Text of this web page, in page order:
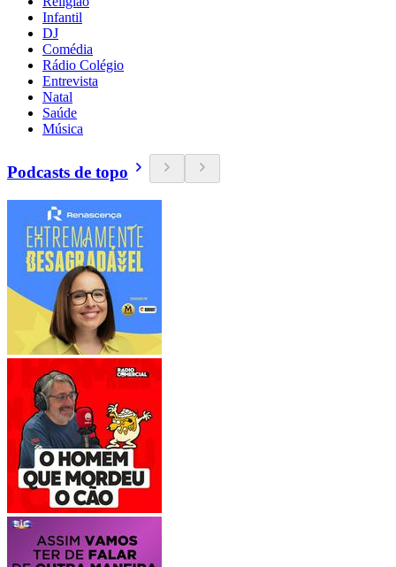
Infantil
DJ
Comédia
Rádio Colégio
Entrevista
Natal
Saúde
Música
Podcasts de topo